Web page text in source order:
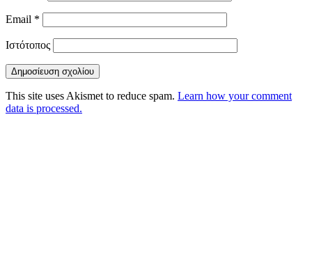
Email *
Ιστότοπος
This site uses Akismet to reduce spam. Learn how your comment
data is processed.